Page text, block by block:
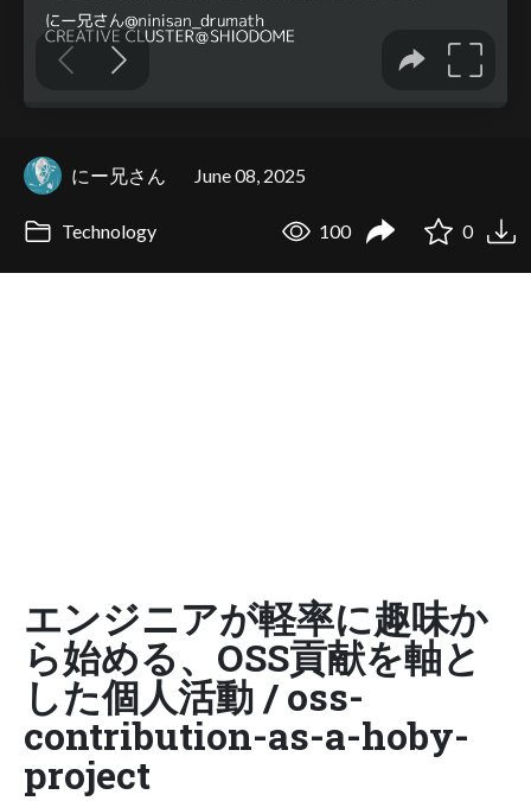
にー兄さん June 08, 2025
Technology 100 0
エンジニアが軽率に趣味か
ら始める、OSS貢献を軸と
した個人活動 / oss-
contribution-as-a-hoby-
project